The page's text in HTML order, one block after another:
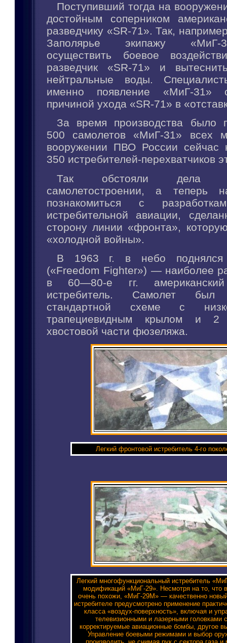
Поступивший тогда на
достойным соперником
разведчику «SR-71». Так,
Заполярье экипажу «МиГ-
осуществить боевое
разведчик «SR-71» и
нейтральные воды.
именно появление «МиГ-31»
причиной ухода «SR-71» в
За время производства было
500 самолетов «МиГ-31» всех
вооружении ПВО России сейчас
350 истребителей-перехватчиков
Так обстояли дела
самолетостроении, а теперь
познакомиться с
истребительной авиации,
сторону линии «фронта»,
«холодной войны».
В 1963 г. в небо поднялся
(«Freedom Fighter») — наиболее
в 60—80-е гг. американский
истребитель. Самолет
стандартной схеме с
трапециевидным крылом и 2
хвостовой части фюзеляжа.
Легкий фронтовой истребитель 4-го
Легкий многофункциональный истребитель
модификаций «МиГ-29». Несмотря на то, что
очень похожи, «МиГ-29М» — качественно
истребителе предусмотрено применение
класса «воздух-поверхность», включая и
телевизионными и лазерными головками
корректируемые авиационные бомбы, другое
Управление боевыми режимами и выбор